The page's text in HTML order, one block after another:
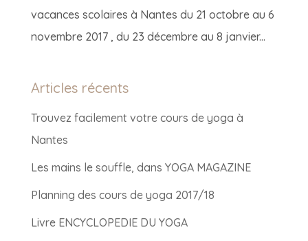
vacances scolaires à Nantes du 21 octobre au 6
novembre 2017 , du 23 décembre au 8 janvier...
Articles récents
Trouvez facilement votre cours de yoga à
Nantes
Les mains le souffle, dans YOGA MAGAZINE
Planning des cours de yoga 2017/18
Livre ENCYCLOPEDIE DU YOGA